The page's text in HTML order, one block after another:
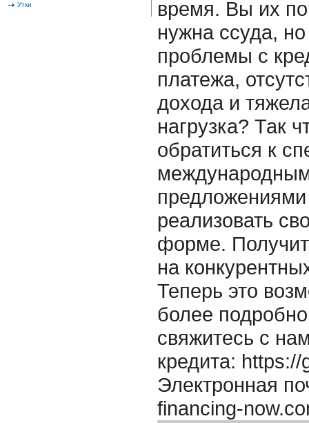
Утки
время. Вы их
нужна ссуда,
проблемы с
платежа,
дохода и
нагрузка? Так
обратиться к
реализовать
форме.
на
Теперь это
более
свяжитесь с
кредита:
Электронная
financing-